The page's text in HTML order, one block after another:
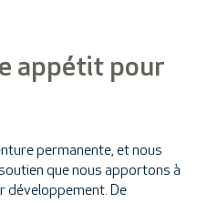
appétit pour
permanente, et nous
que nous apportons à
développement. De